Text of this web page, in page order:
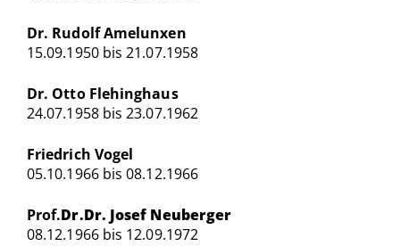
Dr. Rudolf Amelunxen
15.09.1950 bis 21.07.1958
Dr. Otto Flehinghaus
24.07.1958 bis 23.07.1962
Friedrich Vogel
05.10.1966 bis 08.12.1966
Prof.Dr.Dr. Josef Neuberger
08.12.1966 bis 12.09.1972